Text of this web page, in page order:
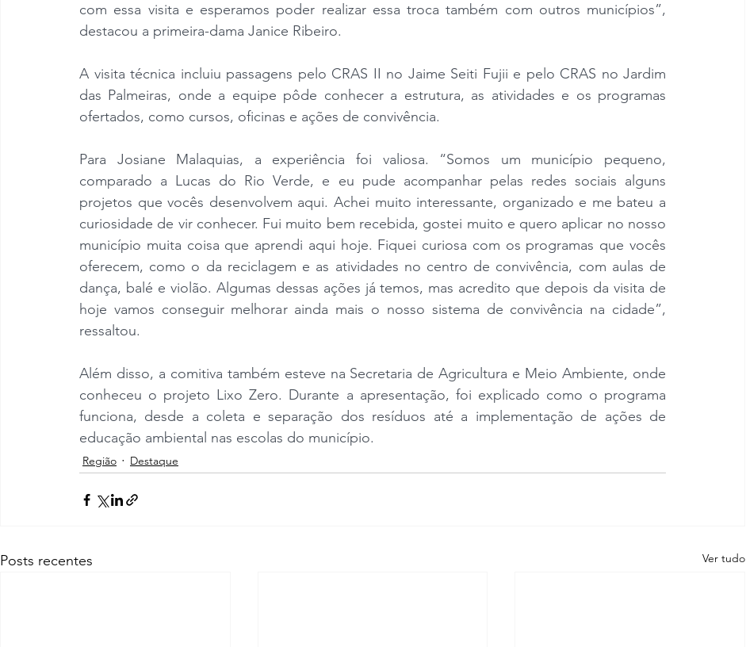
com essa visita e esperamos poder realizar essa troca também com outros municípios”,
destacou a primeira-dama Janice Ribeiro.
A visita técnica incluiu passagens pelo CRAS II no Jaime Seiti Fujii e pelo CRAS no Jardim
das Palmeiras, onde a equipe pôde conhecer a estrutura, as atividades e os programas
ofertados, como cursos, oficinas e ações de convivência.
Para Josiane Malaquias, a experiência foi valiosa. “Somos um município pequeno,
comparado a Lucas do Rio Verde, e eu pude acompanhar pelas redes sociais alguns
projetos que vocês desenvolvem aqui. Achei muito interessante, organizado e me bateu a
curiosidade de vir conhecer. Fui muito bem recebida, gostei muito e quero aplicar no nosso
município muita coisa que aprendi aqui hoje. Fiquei curiosa com os programas que vocês
oferecem, como o da reciclagem e as atividades no centro de convivência, com aulas de
dança, balé e violão. Algumas dessas ações já temos, mas acredito que depois da visita de
hoje vamos conseguir melhorar ainda mais o nosso sistema de convivência na cidade”,
ressaltou.
Além disso, a comitiva também esteve na Secretaria de Agricultura e Meio Ambiente, onde
conheceu o projeto Lixo Zero. Durante a apresentação, foi explicado como o programa
funciona, desde a coleta e separação dos resíduos até a implementação de ações de
educação ambiental nas escolas do município.
Região Destaque
Posts recentes Ver tudo